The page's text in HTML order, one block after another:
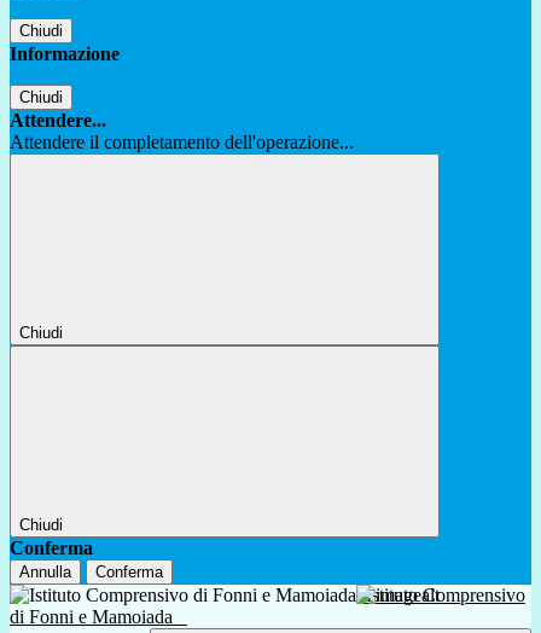
Chiudi
Informazione
Chiudi
Attendere...
Attendere il completamento dell'operazione...
Chiudi
Chiudi
Conferma
Annulla Conferma
Istituto Comprensivo
di Fonni e Mamoiada